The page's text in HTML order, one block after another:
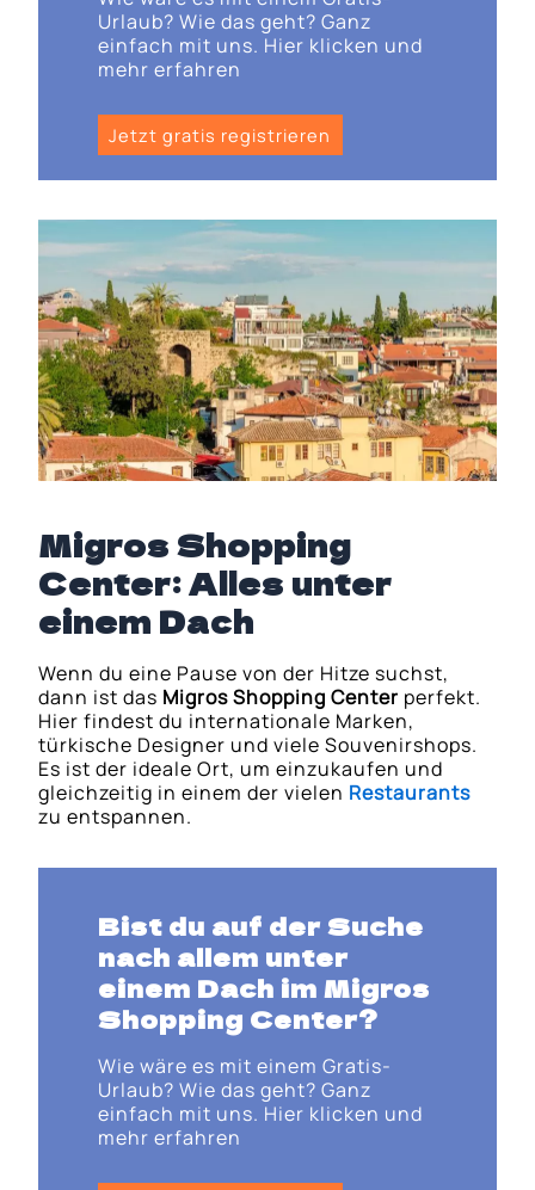
Urlaub? Wie das geht? Ganz
einfach mit uns. Hier klicken und
mehr erfahren
Jetzt gratis registrieren
Migros Shopping
Center: Alles unter
einem Dach
Wenn du eine Pause von der Hitze suchst,
dann ist das Migros Shopping Center perfekt.
Hier findest du internationale Marken,
türkische Designer und viele Souvenirshops.
Es ist der ideale Ort, um einzukaufen und
gleichzeitig in einem der vielen Restaurants
zu entspannen.
Bist du auf der Suche
nach allem unter
einem Dach im Migros
Shopping Center?
Wie wäre es mit einem Gratis-
Urlaub? Wie das geht? Ganz
einfach mit uns. Hier klicken und
mehr erfahren